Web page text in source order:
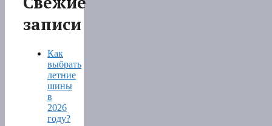
записи
Как
выбрать
летние
шины
в
2026
году?